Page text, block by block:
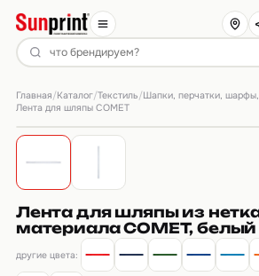
Главная/Каталог/Текстиль/Шапки, перчатки, шарфы,
Лента для шляпы COMET
Лента для шляпы из
материала COMET, белый
другие цвета: